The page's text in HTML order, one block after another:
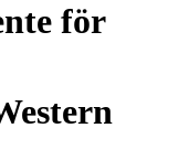
för